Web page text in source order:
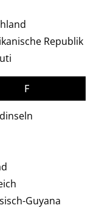
Republik
F
Guyana